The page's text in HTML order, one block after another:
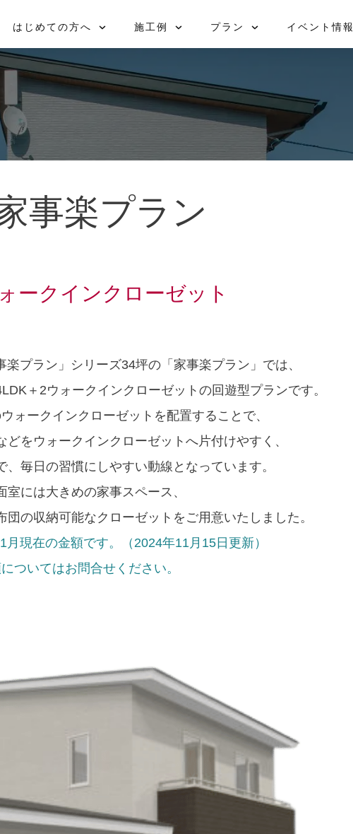
はじめての方へ
施工例 プラン イベント情報
事楽プラン
ークインクローゼット
プラン」シリーズ34坪の「家事楽プラン」では、
＋2ウォークインクローゼットの回遊型プランです。
ォークインクローゼットを配置することで、
どをウォークインクローゼットへ片付けやすく、
、毎日の習慣にしやすい動線となっています。
室には大きめの家事スペース、
の収納可能なクローゼットをご用意いたしました。
現在の金額です。（2024年11月15日更新）
ついてはお問合せください。